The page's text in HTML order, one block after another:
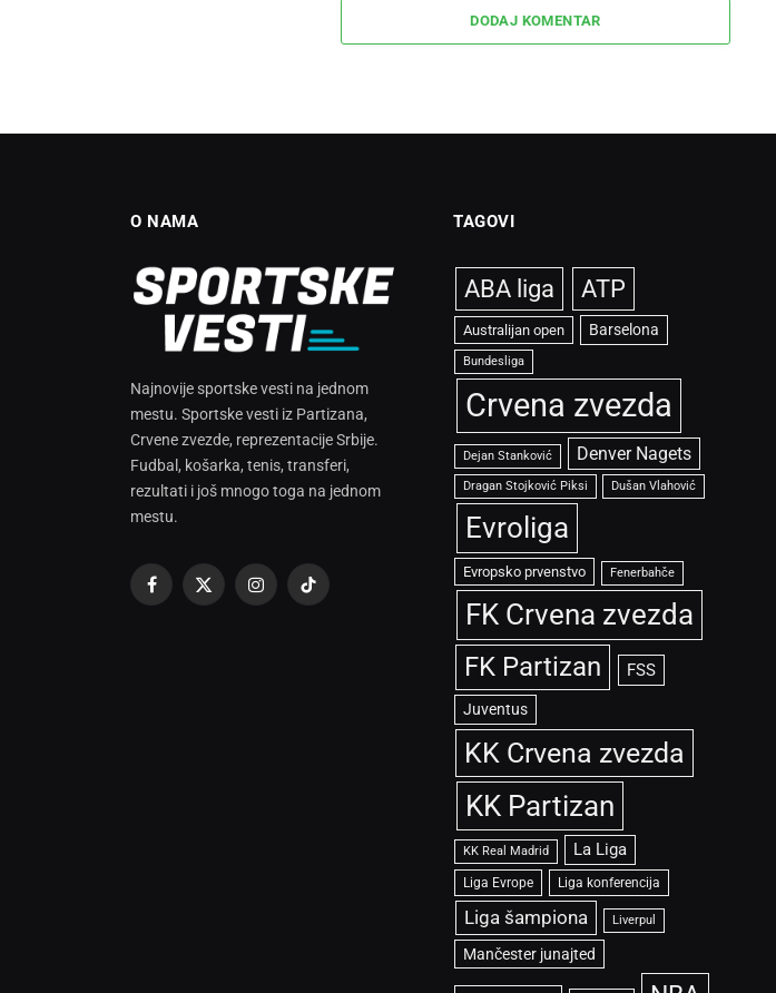
DODAJ KOMENTAR
O NAMA
Najnovije sportske vesti na jednom
mestu. Sportske vesti iz Partizana,
Crvene zvezde, reprezentacije Srbije.
Fudbal, košarka, tenis, transferi,
rezultati i još mnogo toga na jednom
mestu.
Facebook
X
InstagramTikTok
TAGOVI
ABA liga ATP
Australijan open Barselona
Bundesliga
Crvena zvezda
Dejan Stanković Denver Nagets
Dragan Stojković Piksi Dušan Vlahović
Evroliga
Evropsko prvenstvo Fenerbahče
FK Crvena zvezda
FK Partizan FSS
Juventus
KK Crvena zvezda
KK Partizan
KK Real Madrid La Liga
Liga Evrope Liga konferencija
Liga šampiona Liverpul
Mančester junajted